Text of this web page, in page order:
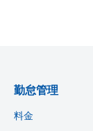
勤怠管理
料金